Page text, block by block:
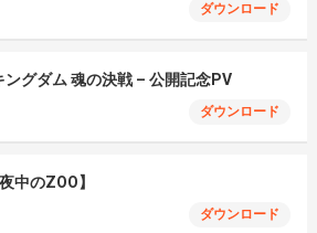
ダウンロード
ングダム 魂の決戦 – 公開記念PV
ダウンロード
中のZOO】
ダウンロード